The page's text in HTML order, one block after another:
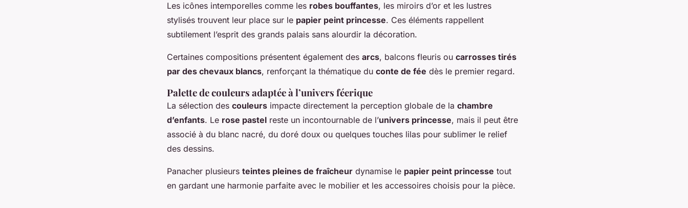
Les icônes intemporelles comme les robes bouffantes, les miroirs d’or et les lustres
stylisés trouvent leur place sur le papier peint princesse. Ces éléments rappellent
subtilement l’esprit des grands palais sans alourdir la décoration.
Certaines compositions présentent également des arcs, balcons fleuris ou carrosses tirés
par des chevaux blancs, renforçant la thématique du conte de fée dès le premier regard.
Palette de couleurs adaptée à l’univers féerique
La sélection des couleurs impacte directement la perception globale de la chambre
d’enfants. Le rose pastel reste un incontournable de l’univers princesse, mais il peut être
associé à du blanc nacré, du doré doux ou quelques touches lilas pour sublimer le relief
des dessins.
Panacher plusieurs teintes pleines de fraîcheur dynamise le papier peint princesse tout
en gardant une harmonie parfaite avec le mobilier et les accessoires choisis pour la pièce.